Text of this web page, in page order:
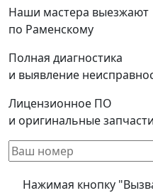
Наши мастера выезжают
по Раменскому
Полная диагностика
и выявление
Лицензионное ПО
и оригинальные запчасти
Нажимая кнопку